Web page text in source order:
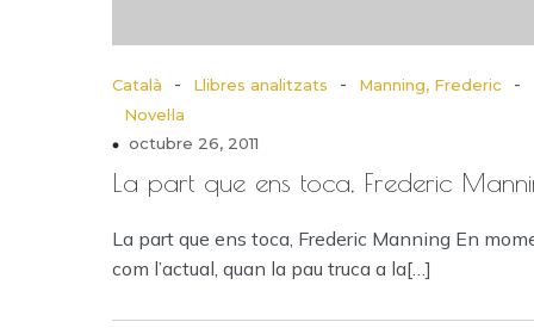
Català - Llibres analitzats - Manning, Frederic -
Novel·la
octubre 26, 2011
La part que ens toca, Frederic
La part que ens toca, Frederic Manning En
com l’actual, quan la pau truca a la[…]